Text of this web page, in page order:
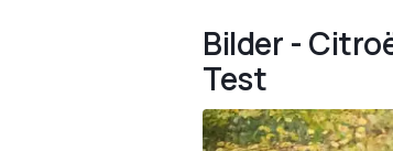
Bilder -
Test